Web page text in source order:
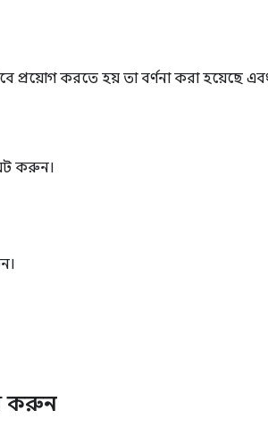
প্রয়োগ করতে হয় তা বর্ণনা করা হয়েছে
করুন।
করুন